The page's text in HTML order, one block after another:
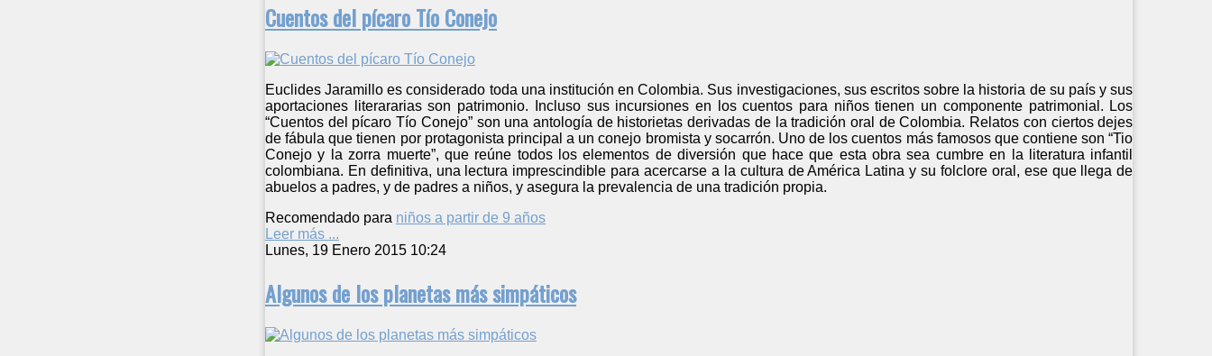
Cuentos del pícaro Tío Conejo
Euclides Jaramillo es considerado toda una institución en Colombia. Sus investigaciones, sus escritos sobre la historia de su país y sus
aportaciones literararias son patrimonio. Incluso sus incursiones en los cuentos para niños tienen un componente patrimonial. Los
“Cuentos del pícaro Tío Conejo” son una antología de historietas derivadas de la tradición oral de Colombia. Relatos con ciertos dejes
de fábula que tienen por protagonista principal a un conejo bromista y socarrón. Uno de los cuentos más famosos que contiene son “Tio
Conejo y la zorra muerte”, que reúne todos los elementos de diversión que hace que esta obra sea cumbre en la literatura infantil
colombiana. En definitiva, una lectura imprescindible para acercarse a la cultura de América Latina y su folclore oral, ese que llega de
abuelos a padres, y de padres a niños, y asegura la prevalencia de una tradición propia.
Recomendado para niños a partir de 9 años
Leer más ...
Lunes, 19 Enero 2015 10:24
Algunos de los planetas más simpáticos